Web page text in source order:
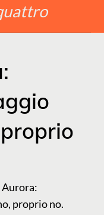
Aurora:
proprio no.